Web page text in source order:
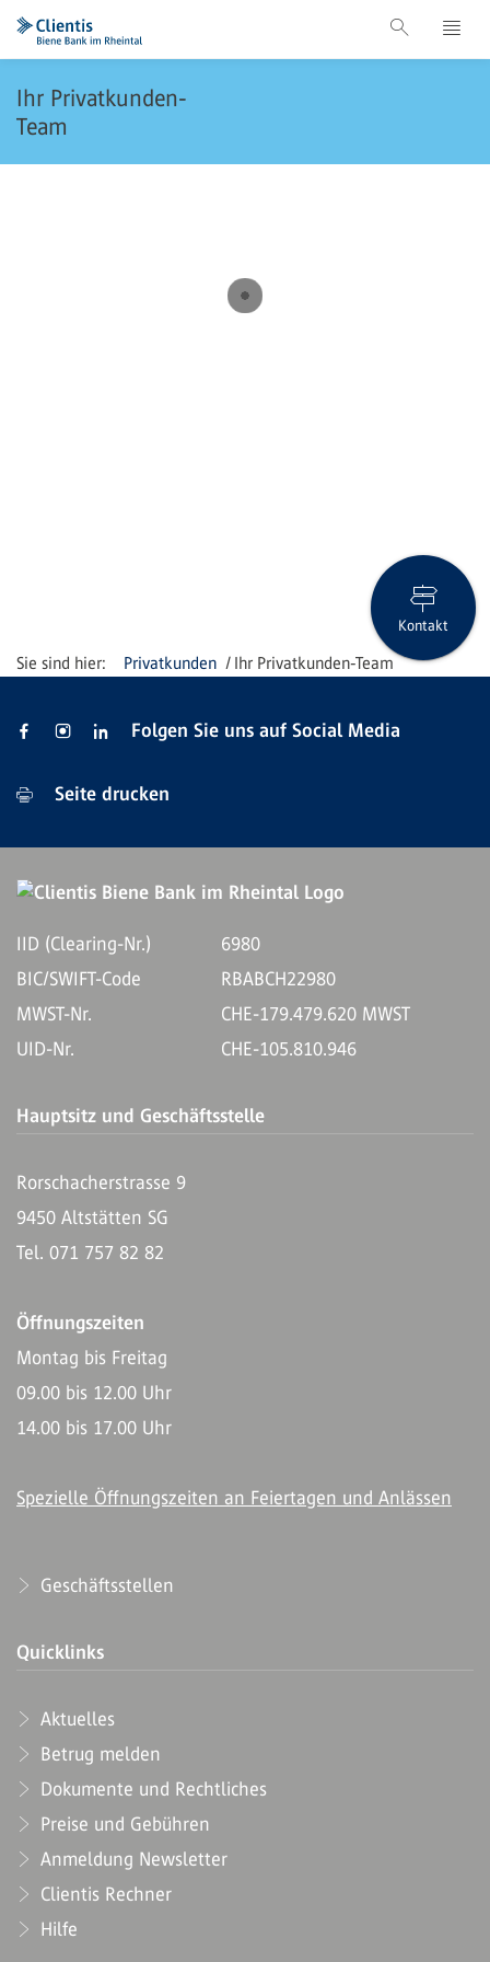
Ihr Privatkunden-
Team
Privatkunden Ihr Privatkunden-Team
Kontakt
Folgen Sie uns auf Social Media
Seite drucken
IID (Clearing-Nr.)
6980
BIC/SWIFT-Code
RBABCH22980
MWST-Nr.
CHE-179.479.620 MWST
UID-Nr.
CHE-105.810.946
Hauptsitz und Geschäftsstelle
Rorschacherstrasse 9
9450 Altstätten SG
Tel. 071 757 82 82
Öffnungszeiten
Montag bis Freitag
09.00 bis 12.00 Uhr
14.00 bis 17.00 Uhr
Spezielle Öffnungszeiten an Feiertagen und Anlässen
Geschäftsstellen
Quicklinks
Aktuelles
Betrug melden
Dokumente und Rechtliches
Preise und Gebühren
Anmeldung Newsletter
Clientis Rechner
Hilfe